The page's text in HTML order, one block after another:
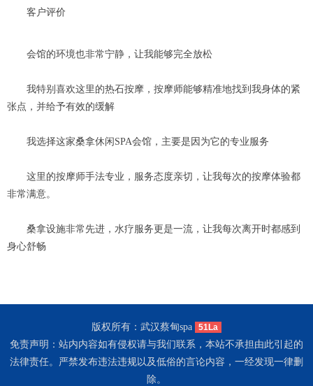
客户评价
会馆的环境也非常宁静，让我能够完全放松
我特别喜欢这里的热石按摩，按摩师能够精准地找到我身体的紧
张点，并给予有效的缓解
我选择这家桑拿休闲SPA会馆，主要是因为它的专业服务
这里的按摩师手法专业，服务态度亲切，让我每次的按摩体验都
非常满意。
桑拿设施非常先进，水疗服务更是一流，让我每次离开时都感到
身心舒畅
版权所有：武汉蔡甸spa 51La
免责声明：站内内容如有侵权请与我们联系，本站不承担由此引起的
法律责任。严禁发布违法违规以及低俗的言论内容，一经发现一律删
除。